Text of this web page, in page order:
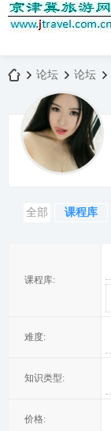
»
论坛
›
论坛
全部 课程库
课程库:
难度:
知识类型:
价格: